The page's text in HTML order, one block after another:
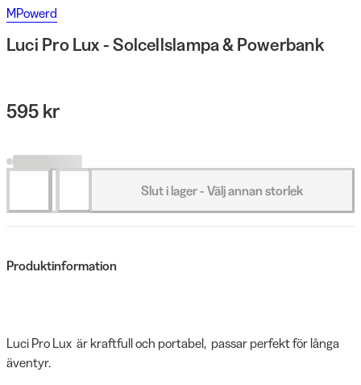
MPowerd
Luci Pro Lux - Solcellslampa & Powerbank
595 kr
Slut i lager - Välj annan storlek
Produktinformation
Luci Pro Lux är kraftfull och portabel, passar perfekt för långa
äventyr.